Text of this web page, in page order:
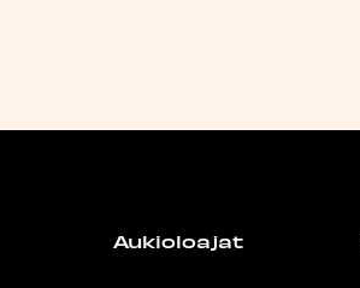
Aukioloajat